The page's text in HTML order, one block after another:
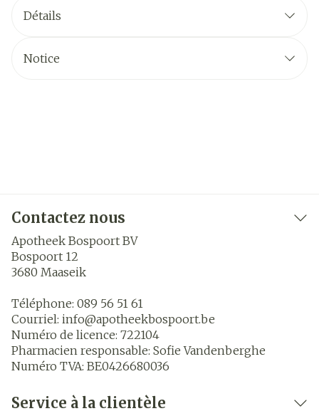
Détails
Notice
Contactez nous
Apotheek Bospoort BV
Bospoort 12
3680 Maaseik
Téléphone: 089 56 51 61
Courriel: info@apotheekbospoort.be
Numéro de licence: 722104
Pharmacien responsable: Sofie Vandenberghe
Numéro TVA: BE0426680036
Service à la clientèle